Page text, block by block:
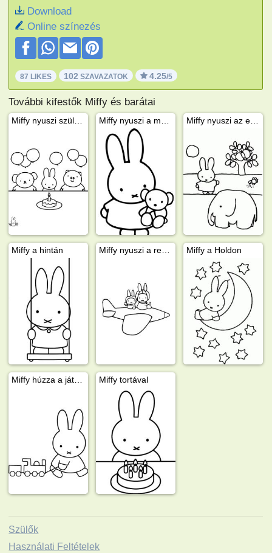
Download
Online színezés
87 LIKES 102 SZAVAZATOK 4.25/5
További kifestők Miffy és barátai
Miffy a hintán Miffy a Holdon
Miffy tortával
Szülők
Használati Feltételek